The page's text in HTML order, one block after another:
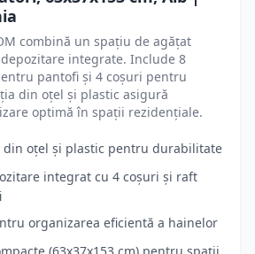
combină un spațiu de agățat
integrate. Include 8
pantofi și 4 coșuri pentru
din oțel și plastic asigură
optimă în spații rezidențiale.
din oțel și plastic pentru durabilitate
integrat cu 4 coșuri și raft
organizarea eficientă a hainelor